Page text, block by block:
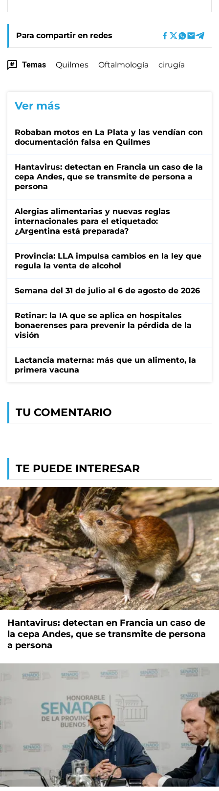
Para compartir en redes
Temas Quilmes Oftalmología cirugía
Ver más
Robaban motos en La Plata y las vendían con
documentación falsa en Quilmes
Hantavirus: detectan en Francia un caso de la
cepa Andes, que se transmite de persona a
persona
Alergias alimentarias y nuevas reglas
internacionales para el etiquetado:
¿Argentina está preparada?
Provincia: LLA impulsa cambios en la ley que
regula la venta de alcohol
Semana del 31 de julio al 6 de agosto de 2026
Retinar: la IA que se aplica en hospitales
bonaerenses para prevenir la pérdida de la
visión
Lactancia materna: más que un alimento, la
primera vacuna
TU COMENTARIO
TE PUEDE INTERESAR
Hantavirus: detectan en Francia un caso de
la cepa Andes, que se transmite de persona
a persona